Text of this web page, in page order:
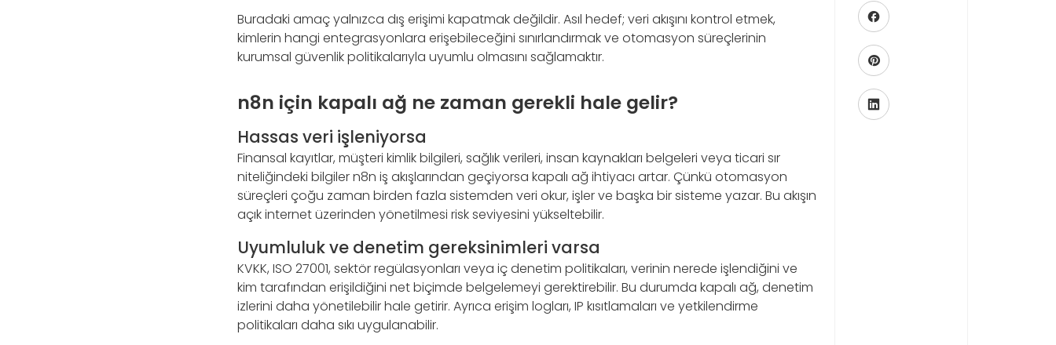
Buradaki amaç yalnızca dış erişimi kapatmak değildir. Asıl hedef; veri akışını kontrol etmek,
kimlerin hangi entegrasyonlara erişebileceğini sınırlandırmak ve otomasyon süreçlerinin
kurumsal güvenlik politikalarıyla uyumlu olmasını sağlamaktır.
n8n için kapalı ağ ne zaman gerekli hale gelir?
Hassas veri işleniyorsa
Finansal kayıtlar, müşteri kimlik bilgileri, sağlık verileri, insan kaynakları belgeleri veya ticari sır
niteliğindeki bilgiler n8n iş akışlarından geçiyorsa kapalı ağ ihtiyacı artar. Çünkü otomasyon
süreçleri çoğu zaman birden fazla sistemden veri okur, işler ve başka bir sisteme yazar. Bu akışın
açık internet üzerinden yönetilmesi risk seviyesini yükseltebilir.
Uyumluluk ve denetim gereksinimleri varsa
KVKK, ISO 27001, sektör regülasyonları veya iç denetim politikaları, verinin nerede işlendiğini ve
kim tarafından erişildiğini net biçimde belgelemeyi gerektirebilir. Bu durumda kapalı ağ, denetim
izlerini daha yönetilebilir hale getirir. Ayrıca erişim logları, IP kısıtlamaları ve yetkilendirme
politikaları daha sıkı uygulanabilir.